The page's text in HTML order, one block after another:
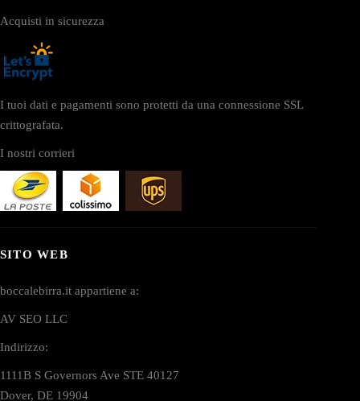
Acquisti in sicurezza
I tuoi dati e pagamenti sono protetti da una connessione SSL
crittografata.
I nostri corrieri
SITO WEB
boccalebirra.it appartiene a:
AV SEO LLC
Indirizzo:
1111B S Governors Ave STE 40127
Dover, DE 19904